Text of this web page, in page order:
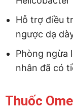
Hỗ trợ điều
ngược dạ
Phòng ngừa
nhân đã có
Thuốc